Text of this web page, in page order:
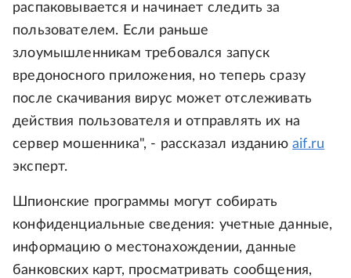
распаковывается и начинает следить за
пользователем. Если раньше
злоумышленникам требовался запуск
вредоносного приложения, но теперь сразу
после скачивания вирус может отслеживать
действия пользователя и отправлять их на
сервер мошенника", - рассказал изданиюaif.ru
эксперт.
Шпионские программы могут собирать
конфиденциальные сведения: учетные данные,
информацию о местонахождении, данные
банковских карт, просматривать сообщения,